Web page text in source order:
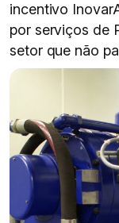
incentivo
por serviços de
setor que não